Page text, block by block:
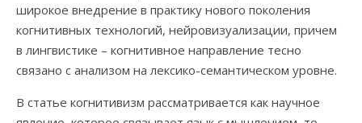
широкое внедрение в практику нового поколения
когнитивных технологий, нейровизуализации, причем
в лингвистике – когнитивное направление тесно
связано с анализом на лексико-семантическом уровне.
В статье когнитивизм рассматривается как научное